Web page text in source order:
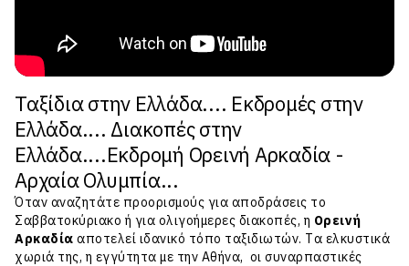
Ταξίδια στην Ελλάδα.... Εκδρομές στην
Ελλάδα.... Διακοπές στην
Ελλάδα....Εκδρομή Ορεινή Αρκαδία -
Αρχαία Ολυμπία...
Όταν αναζητάτε προορισμούς για αποδράσεις το
Σαββατοκύριακο ή για ολιγοήμερες διακοπές, η Ορεινή
Αρκαδία αποτελεί ιδανικό τόπο ταξιδιωτών. Tα ελκυστικά
χωριά της, η εγγύτητα με την Αθήνα, οι συναρπαστικές